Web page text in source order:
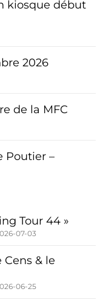
kiosque début
2026
de la MFC
Poutier –
Tour 44 »
07-03
& le
06-25